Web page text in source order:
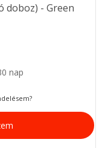
doboz) - Green
nap